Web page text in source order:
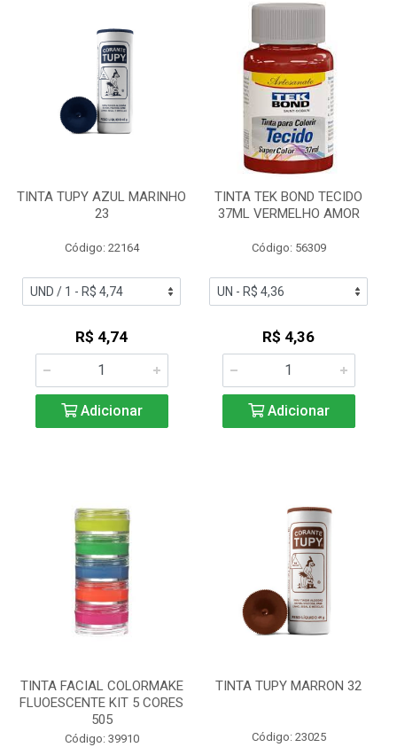
TINTA TUPY AZUL MARINHO
23
Código: 22164
R$ 4,74
Adicionar
TINTA TEK BOND TECIDO
37ML VERMELHO AMOR
Código: 56309
R$ 4,36
Adicionar
TINTA FACIAL COLORMAKE
FLUOESCENTE KIT 5 CORES
505
Código: 39910
TINTA TUPY MARRON 32
Código: 23025